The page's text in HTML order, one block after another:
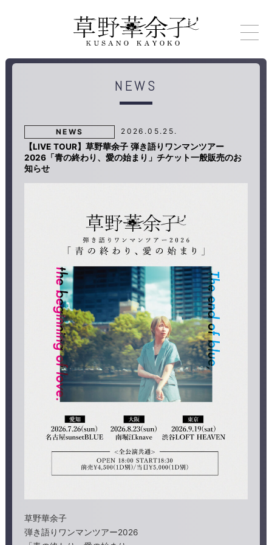
NEWS
NEWS 2026.05.25.
【LIVE TOUR】草野華余子 弾き語りワンマンツアー
2026「青の終わり、愛の始まり」チケット一般販売のお
知らせ
草野華余子
弾き語りワンマンツアー2026